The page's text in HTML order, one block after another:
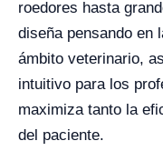
roedores hasta
diseña pensando en
ámbito veterinario,
intuitivo para los
maximiza tanto la
del paciente.